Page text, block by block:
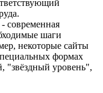
современная
шаги
некоторые сайты
формах
"звёздный уровень",